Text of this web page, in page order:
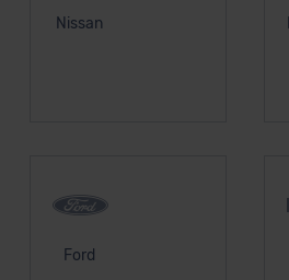
Nissan
Ford